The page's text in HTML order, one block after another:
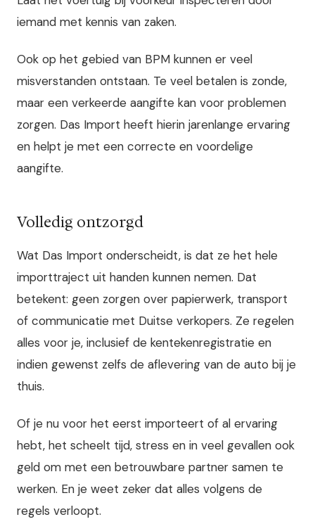
iemand met kennis van zaken.
Ook op het gebied van BPM kunnen er veel
misverstanden ontstaan. Te veel betalen is zonde,
maar een verkeerde aangifte kan voor problemen
zorgen. Das Import heeft hierin jarenlange ervaring
en helpt je met een correcte en voordelige
aangifte.
Volledig ontzorgd
Wat Das Import onderscheidt, is dat ze het hele
importtraject uit handen kunnen nemen. Dat
betekent: geen zorgen over papierwerk, transport
of communicatie met Duitse verkopers. Ze regelen
alles voor je, inclusief de kentekenregistratie en
indien gewenst zelfs de aflevering van de auto bij je
thuis.
Of je nu voor het eerst importeert of al ervaring
hebt, het scheelt tijd, stress en in veel gevallen ook
geld om met een betrouwbare partner samen te
werken. En je weet zeker dat alles volgens de
regels verloopt.